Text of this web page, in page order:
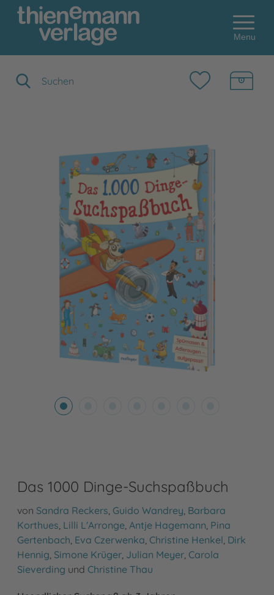
Menu
Das 1000 Dinge-Suchspaßbuch
von Sandra Reckers Guido Wandrey Barbara
Korthues Lilli L'Arronge Antje Hagemann Pina
Gertenbach Eva Czerwenka Christine Henkel Dirk
Hennig Simone Krüger Julian Meyer Carola
Sieverding und Christine Thau